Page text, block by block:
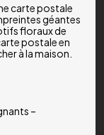
carte postale
géantes
floraux de
postale en
à la maison.
–